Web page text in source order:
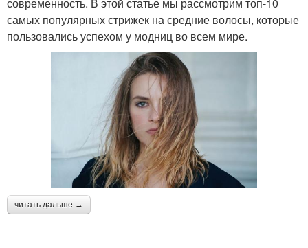
самых популярных стрижек на средние волосы, которые
пользовались успехом у модниц во всем мире.
читать дальше →